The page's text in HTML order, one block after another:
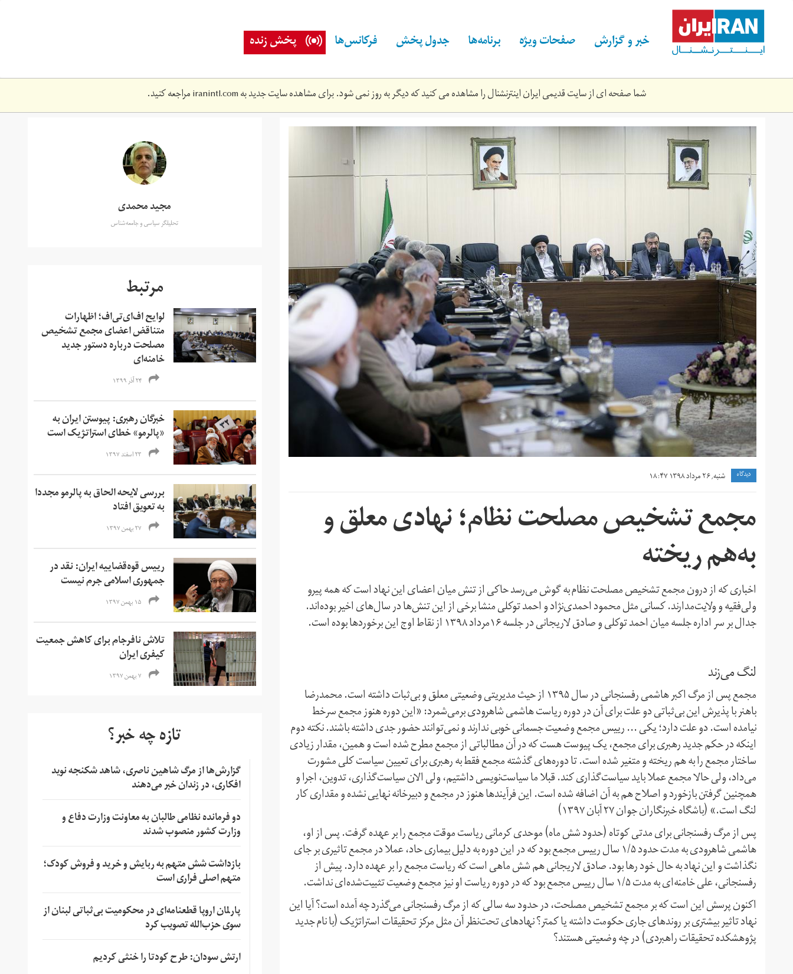
content خبر و گزارش صفحات ویژه برنامه‌ها جدول پخش فرکانس‌ها پخش زنده
شما صفحه ای از سایت قدیمی ایران اینترنشنال را مشاهده می کنید که دیگر به روز نمی شود. برای مشاهده سایت جدید بهiranintl.comمراجعه کنید.
مجمع
تشخیص
مصلحت
دیدگاه شنبه, ۲۶ مرداد ۱۳۹۸ ۱۸:۴۷
مجمع تشخیص مصلحت نظام؛ نهادی معلق و
به‌هم ریخته
اخباری که از درون مجمع تشخیص مصلحت نظام به گوش می‌رسد حاکی از تنش میان اعضای این نهاد است که همه پیرو
ولی‌فقیه و ولایت‌مدارند. کسانی مثل محمود احمدی‌نژاد و احمد توکلی منشا برخی از این تنش‌ها در سال‌های اخیر بوده‌اند.
جدال بر سر اداره جلسه میان احمد توکلی و صادق لاریجانی در جلسه ۱۶مرداد ۱۳۹۸ از نقاط اوج این برخوردها بوده است.
لنگ می‌زند
مجمع پس از مرگ اکبر هاشمی رفسنجانی در سال ۱۳۹۵ از حیث مدیریتی وضعیتی معلق و بی‌ثبات داشته است. محمدرضا
باهنر با پذیرش این بی‌ثباتی دو علت برای آن در دوره ریاست هاشمی شاهرودی برمی‌شمرد: «این دوره هنوز مجمع سرخط
نیامده است. دو علت دارد؛ یکی ... رییس مجمع وضعیت جسمانی خوبی ندارند و نمی‌توانند حضور جدی داشته باشند. نکته دوم
اینکه در حکم جدید رهبری برای مجمع، یک پیوست هست که در آن مطالباتی از مجمع مطرح شده است و همین، مقدار زیادی
ساختار مجمع را به هم ریخته و متغیر شده است. تا دوره‌های گذشته مجمع فقط به رهبری برای تعیین سیاست کلی مشورت
می‌داد، ولی حالا مجمع عملا باید سیاست‌گذاری کند. قبلا ما سیاست‌‌نویسی داشتیم، ولی الان سیاست‌گذاری، تدوین، اجرا و
همچنین گرفتن بازخورد و اصلاح هم به آن اضافه شده است. این فرآیند‌ها هنوز در مجمع و دبیرخانه نهایی نشده و مقداری کار
لنگ است.» (باشگاه خبرنگاران جوان ۲٧ آبان ۱۳۹٧)
پس از مرگ رفسنجانی برای مدتی کوتاه (حدود شش ماه) موحدی کرمانی ریاست موقت مجمع را بر عهده گرفت. پس از او،
هاشمی شاهرودی به مدت حدود ۱/۵ سال رییس مجمع بود که در این دوره به دلیل بیماری حاد، عملا در مجمع تاثیری بر جای
نگذاشت و این نهاد به حال خود رها بود. صادق لاریجانی هم شش ماهی است که ریاست مجمع را بر عهده دارد. پیش از
رفسنجانی، علی خامنه‌ای به مدت ۱/۵ سال رییس مجمع بود که در دوره ریاست او نیز مجمع وضعیت تثبیت‌شده‌ای نداشت.
اکنون پرسش این است که بر مجمع تشخیص مصلحت، در حدود سه سالی که از مرگ رفسنجانی می‌گذرد چه آمده است؟ آیا این
نهاد تاثیر بیشتری بر روندهای جاری حکومت داشته یا کمتر؟ نهادهای تحت‌نظر آن مثل مرکز تحقیقات استراتژیک (با نام جدید
پژوهشکده تحقیقات راهبردی) در چه وضعیتی هستند؟
مجید محمدی
تحلیلگر سیاسی و جامعه‌شناس
مرتبط
لوایح اف‌ای‌تی‌اف؛ اظهارات
متناقض اعضای مجمع تشخیص
مصلحت درباره دستور جدید
خامنه‌ای
۲۴ آذر ۱۳۹۹
خبرگان رهبری: پیوستن ایران به
«پالرمو» خطای استراتژیک است
۲۳ اسفند ۱۳۹۷
بررسی لایحه الحاق به پالرمو مجددا
به تعویق افتاد
۲۷ بهمن ۱۳۹۷
رییس قوه‌قضاییه ایران: نقد در
جمهوری اسلامی جرم نیست
۱۵ بهمن ۱۳۹۷
تلاش نافرجام برای کاهش جمعیت
کیفری ایران
۷ بهمن ۱۳۹۷
تازه چه خبر؟
گزارش‌ها از مرگ شاهین ناصری، شاهد شکنجه نوید
افکاری، در زندان خبر می‌دهند
دو فرمانده نظامی طالبان به معاونت وزارت دفاع و
وزارت کشور منصوب شدند
بازداشت شش متهم به ربایش و خرید و فروش کودک؛
متهم اصلی فراری است
پارلمان اروپا قطعنامه‌ای در محکومیت بی‌ثباتی لبنان از
سوی حزب‌الله تصویب کرد
ارتش سودان: طرح کودتا را خنثی کردیم